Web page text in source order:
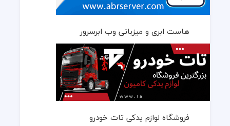
هاست ابری و میزبانی وب ابرسرور
فروشگاه لوازم یدکی تات خودرو